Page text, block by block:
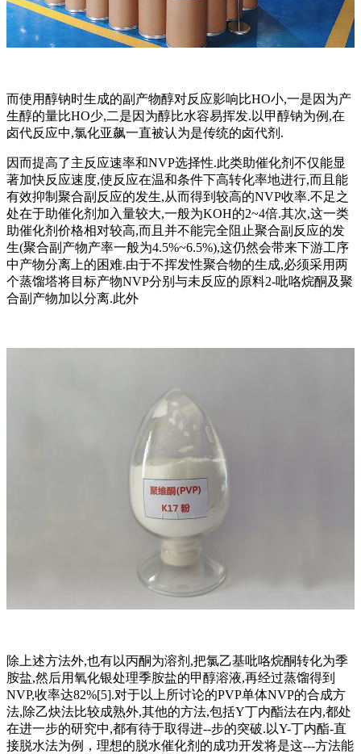
而使用醇钠时生成的副产物醇对反应影响比HO小,一是因为产
生醇的量比HO少,二是因为醇比水容易挥发.以甲醇钠为例,在
卤代反应中,氯化亚飙一直被认为是传统的卤代剂.
因而提高了主反应速率和NVP选择性.此类助催化剂不仅能显
著加快反应速度,使反应在温和条件下高转化率地进行,而且能
有效抑制聚合副反应的发生,从而得到较高的NVP收率.不足之
处在于助催化剂加入量较大,一般为KOH的2~4倍.其次,这一类
助催化剂价格相对较高,而且并不能完全阻止聚合副反应的发
生(聚合副产物产率一般为4.5%~6.5%),这仍然会带来下游工序
中产物分离上的困难.由于不挥发性聚合物的生成,必须采用两
个蒸馏塔将目标产物NVP分别与未反应的原料2-吡咯烷酮及聚
合副产物加以分离.此外
除上述方法外,也有以丙酮为溶剂,把氯乙基吡咯烷酮转化为季
胺盐,然后用氧化银处理季胺盐的甲醇溶液,再经过蒸馏得到
NVP,收率达82%[5].对于以上所讨论的PVP单体NVP的合成方
法,除乙炔法比较成熟外,其他的方法,包括Y丁内酯法在内,都处
在进一步的研究中,都有待于取得进--步的突破.以Y-丁内酯-直
接脱水法为例，理想的脱水催化剂的成功开发将是这---方法能